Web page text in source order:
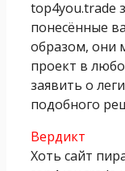
top4you.trade
понесённые
образом, они
проект в
заявить о
подобного
Вердикт
Хоть сайт